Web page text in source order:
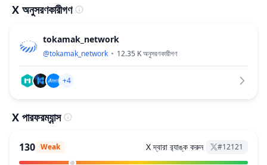
X অনুসরণকারীগণ
tokamak_network
@tokamak_network 12.35 Kঅনুসরণকারীগণ
+4
X পারফরম্যান্স
130 Weak X দ্বারা র‌্যাঙ্ক করুন #12121